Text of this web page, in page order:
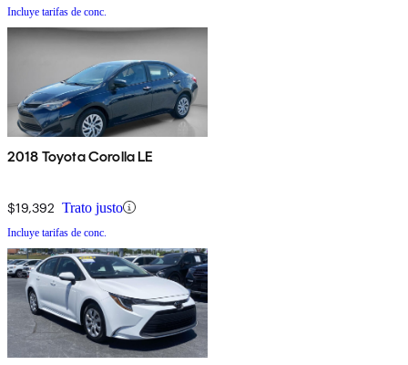
Incluye tarifas de conc.
2018 Toyota Corolla LE
$19,392 Trato justo
Incluye tarifas de conc.